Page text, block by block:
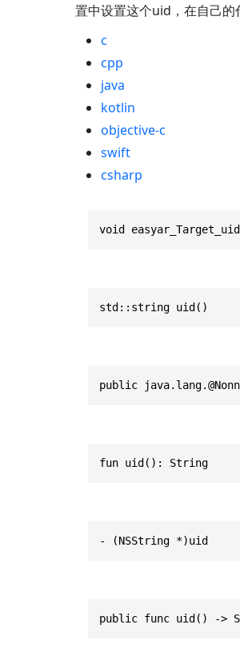
置中设置这个uid，在自己的
c
cpp
java
kotlin
objective-c
swift
csharp
void
std::string uid()
public
fun uid(): String
- (NSString *)uid
public func uid() ->